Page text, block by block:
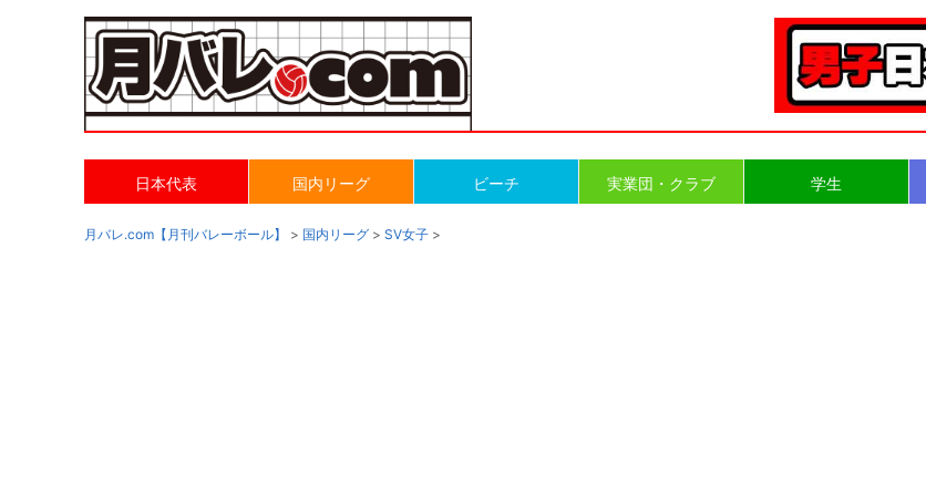
日本代表 国内リーグ ビーチ 実業団・クラブ 学生
月バレ.com【月刊バレーボール】 > 国内リーグ > SV女子 >